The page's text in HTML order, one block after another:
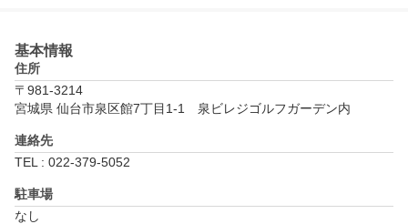
基本情報
住所
〒981-3214
宮城県 仙台市泉区館7丁目1-1　泉ビレジゴルフガーデン内
連絡先
TEL : 022-379-5052
駐車場
なし